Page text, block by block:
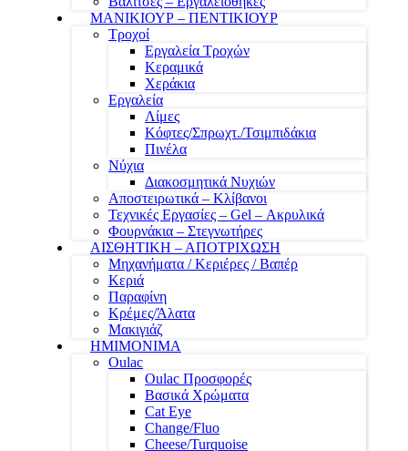
ΜΑΝΙΚΙΟΥΡ – ΠΕΝΤΙΚΙΟΥΡ
Τροχοί
Εργαλεία Τροχών
Κεραμικά
Χεράκια
Εργαλεία
Λίμες
Κόφτες/Σπρωχτ./Τσιμπιδάκια
Πινέλα
Νύχια
Διακοσμητικά Νυχιών
Αποστειρωτικά – Κλίβανοι
Τεχνικές Εργασίες – Gel – Ακρυλικά
Φουρνάκια – Στεγνωτήρες
ΑΙΣΘΗΤΙΚΗ – ΑΠΟΤΡΙΧΩΣΗ
Μηχανήματα / Κεριέρες / Βαπέρ
Κεριά
Παραφίνη
Κρέμες/Άλατα
Μακιγιάζ
ΗΜΙΜΟΝΙΜΑ
Oulac
Oulac Προσφορές
Βασικά Χρώματα
Cat Eye
Change/Fluo
Cheese/Turquoise